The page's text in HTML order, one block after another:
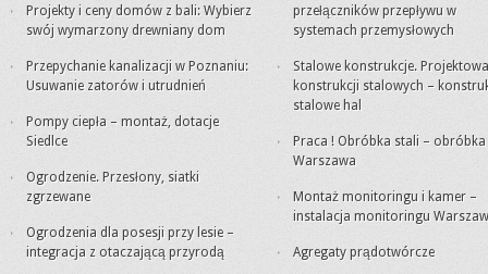
Projekty i ceny domów z bali: Wybierz
swój wymarzony drewniany dom
Przepychanie kanalizacji w Poznaniu:
Usuwanie zatorów i utrudnień
Pompy ciepła – montaż, dotacje
Siedlce
Ogrodzenie. Przesłony, siatki
zgrzewane
Ogrodzenia dla posesji przy lesie –
integracja z otaczającą przyrodą
przełączników przepływu w
systemach przemysłowych
Stalowe konstrukcje.
konstrukcji stalowych –
stalowe hal
Praca ! Obróbka stali – obróbka
Warszawa
Montaż monitoringu i kamer –
instalacja monitoringu
Agregaty prądotwórcze